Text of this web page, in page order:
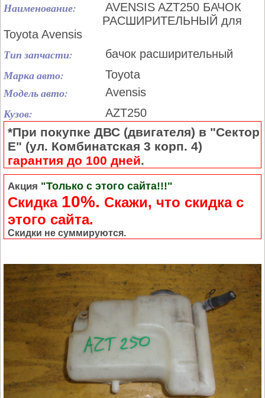
Наименование:
AVENSIS AZT250 БАЧОК
РАСШИРИТЕЛЬНЫЙ для
Toyota Avensis
Тип запчасти: бачок расширительный
Марка авто: Toyota
Модель авто: Avensis
Кузов: AZT250
*При покупке ДВС (двигателя) в "Сектор
Е" (ул. Комбинатская 3 корп. 4)
гарантия до 100 дней.
Акция "Только с этого сайта!!!"
Скидка 10%. Cкажи, что скидка с
этого сайта.
Скидки не суммируются.